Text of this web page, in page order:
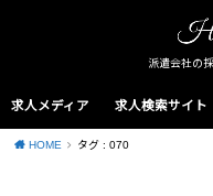
派遣会社の
求人メディア 求人検索サイト
HOME タグ : 070